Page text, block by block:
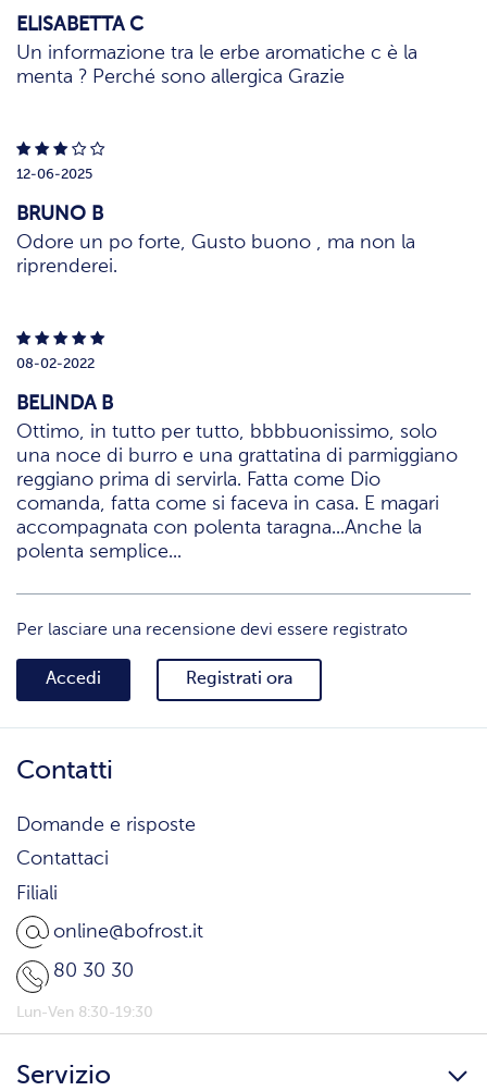
ELISABETTA C
Un informazione tra le erbe aromatiche c è la
menta ? Perché sono allergica Grazie
12-06-2025
BRUNO B
Odore un po forte, Gusto buono , ma non la
riprenderei.
08-02-2022
BELINDA B
Ottimo, in tutto per tutto, bbbbuonissimo, solo
una noce di burro e una grattatina di parmiggiano
reggiano prima di servirla. Fatta come Dio
comanda, fatta come si faceva in casa. E magari
accompagnata con polenta taragna...Anche la
polenta semplice...
Per lasciare una recensione devi essere registrato
Accedi Registrati ora
Contatti
Domande e risposte
Contattaci
Filiali
online@bofrost.it
80 30 30
Lun-Ven 8:30-19:30
Servizio